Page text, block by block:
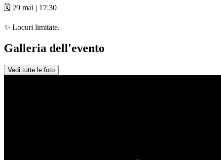
🗓️ 29 mai | 17:30
✨ Locuri limitate.
Galleria dell'evento
Vedi tutte le foto